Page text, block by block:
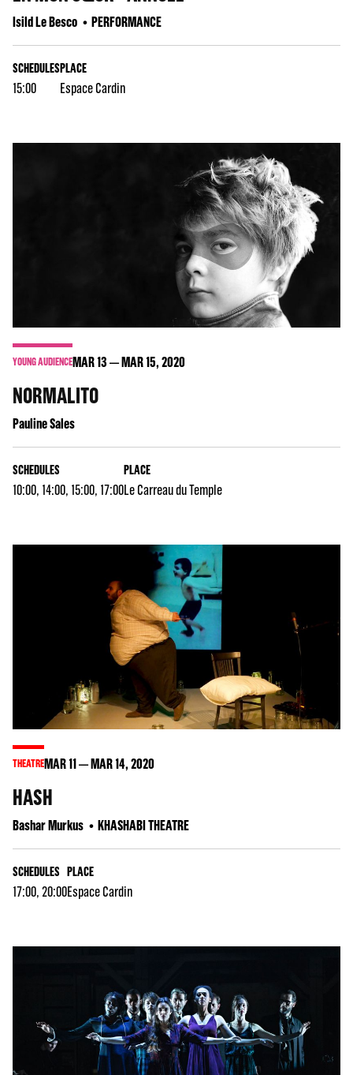
Isild Le Besco PERFORMANCE
SCHEDULES
15:00
PLACE
Espace Cardin
YOUNG AUDIENCEMAR13 MAR15, 2020
NORMALITO
Pauline Sales
SCHEDULES
10:00, 14:00, 15:00, 17:00
PLACE
Le Carreau du Temple
THEATREMAR11 MAR14, 2020
HASH
Bashar Murkus KHASHABI THEATRE
SCHEDULES
17:00, 20:00
PLACE
Espace Cardin